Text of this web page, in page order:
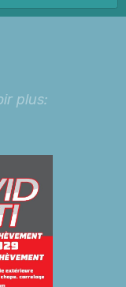
plus: